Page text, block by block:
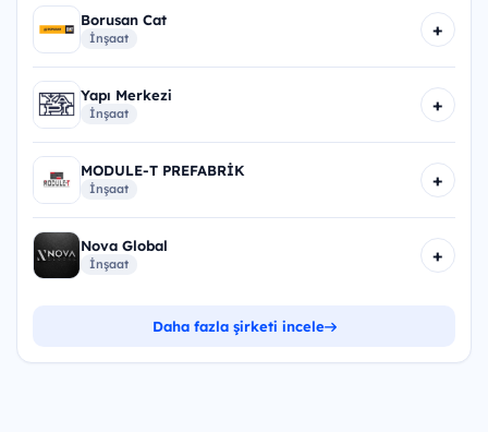
Borusan Cat
İnşaat +
Yapı Merkezi
İnşaat +
MODULE-T PREFABRİK
İnşaat +
Nova Global
İnşaat +
Daha fazla şirketi incele